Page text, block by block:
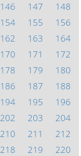
146 147
148
154 155
156
162 163
164
170 171
172
178 179
180
186 187
188
194 195
196
202 203
204
210 211
212
218 219
220